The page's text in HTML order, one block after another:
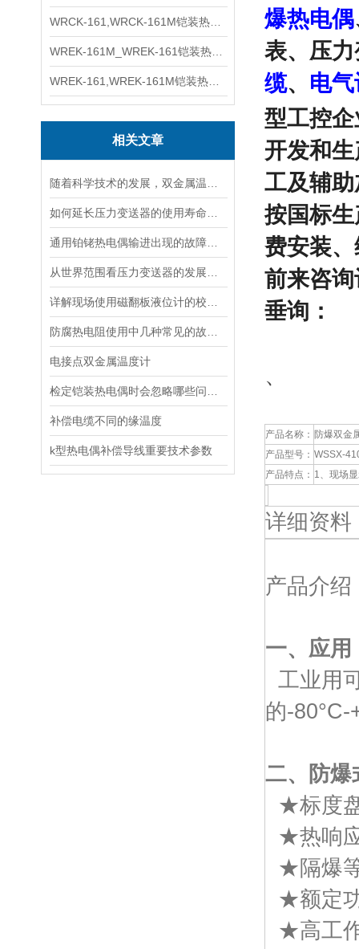
相关文章
电接点双金属温度计
补偿电缆不同的缘温度
k型热电偶补偿导线重要技术参数
爆热电偶
表、压
缆、 电
型工控
开发和
工及辅
按国标
费安装
前来咨
垂询：
、
产品名称： 防爆双金
产品型号： WSSX-
产品特点： 1、现场
详细资料
产品介绍
一、应用
工业用
的-
二、
防
★标度
★热响
★隔爆
★额定
★高工